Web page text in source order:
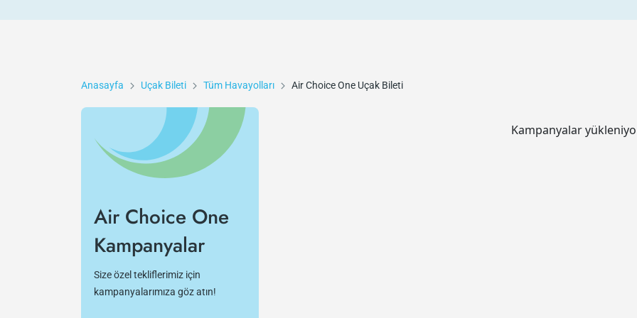
Anasayfa Uçak Bileti Tüm Havayolları Air Choice One Uçak Bileti
Air Choice One
Kampanyalar
Size özel tekliflerimiz için
kampanyalarımıza göz atın!
Kampanyalar